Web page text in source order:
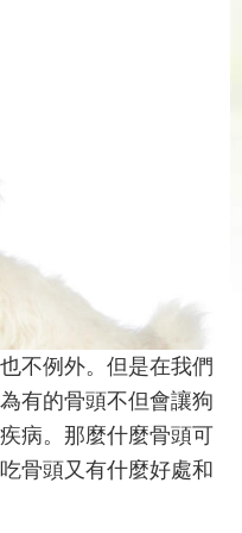
不例外。但是在我們
有的骨頭不但會讓狗
病。那麼什麼骨頭可
骨頭又有什麼好處和